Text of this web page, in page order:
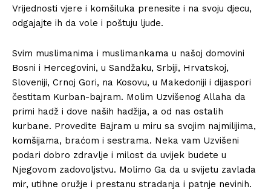
Vrijednosti vjere i komšiluka prenesite i na svoju djecu,
odgajajte ih da vole i poštuju ljude.
Svim muslimanima i muslimankama u našoj domovini
Bosni i Hercegovini, u Sandžaku, Srbiji, Hrvatskoj,
Sloveniji, Crnoj Gori, na Kosovu, u Makedoniji i dijaspori
čestitam Kurban-bajram. Molim Uzvišenog Allaha da
primi hadž i dove naših hadžija, a od nas ostalih
kurbane. Provedite Bajram u miru sa svojim najmilijima,
komšijama, braćom i sestrama. Neka vam Uzvišeni
podari dobro zdravlje i milost da uvijek budete u
Njegovom zadovoljstvu. Molimo Ga da u svijetu zavlada
mir, utihne oružje i prestanu stradanja i patnje nevinih.